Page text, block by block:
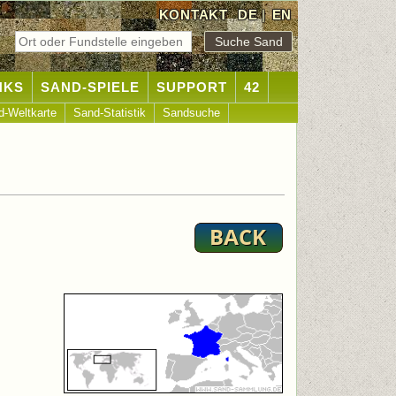
KONTAKT DE|EN
SAND-SPIELE SUPPORT 42
Weltkarte Sand-Statistik Sandsuche